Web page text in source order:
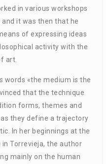
in various workshops
it was then that he
of expressing ideas
activity with the
art.
words «the medium is the
that the technique
forms, themes and
they define a trajectory
In her beginnings at the
Torrevieja, the author
mainly on the human